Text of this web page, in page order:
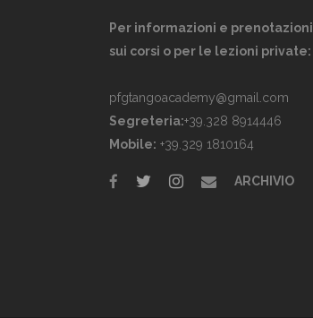
Per informazioni e prenotazioni
sui corsi o per le lezioni private:
pfgtangoacademy@gmail.com
Segreteria:+39.328 8914446
Mobile: +39.329 1810164
ARCHIVIO